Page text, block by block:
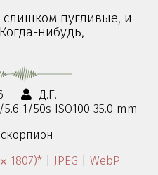
пугливые, и
нибудь,
Д.Г.
1/50s ISO100 35.0 mm
1807)* | JPEG | WebP